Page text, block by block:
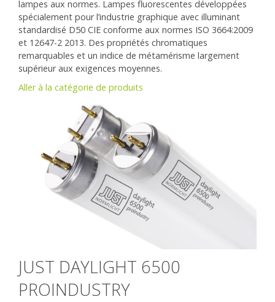
lampes aux normes. Lampes fluorescentes développées
spécialement pour l’industrie graphique avec illuminant
standardisé D50 CIE conforme aux normes ISO 3664:2009
et 12647-2 2013. Des propriétés chromatiques
remarquables et un indice de métamérisme largement
supérieur aux exigences moyennes.
Aller à la catégorie de produits
JUST DAYLIGHT 6500
PROINDUSTRY